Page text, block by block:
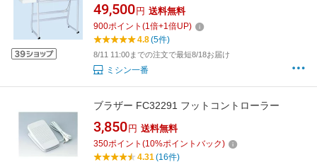
49,500 円 送料無料
900ポイント (1倍+1倍UP)
4.8(5件)
8/11 11:00までの注文で最短8/18お届け
ミシン一番
ブラザー FC32291 フットコントローラー
3,850 円 送料無料
350ポイント (10%ポイントバック)
4.31(16件)